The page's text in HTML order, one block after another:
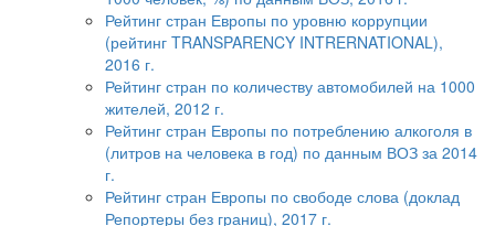
Рейтинг стран Европы по уровню коррупции
(рейтинг TRANSPARENCY INTRERNATIONAL),
2016 г.
Рейтинг стран по количеству автомобилей на 1000
жителей, 2012 г.
Рейтинг стран Европы по потреблению алкоголя в
(литров на человека в год) по данным ВОЗ за 2014
г.
Рейтинг стран Европы по свободе слова (доклад
Репортеры без границ), 2017 г.